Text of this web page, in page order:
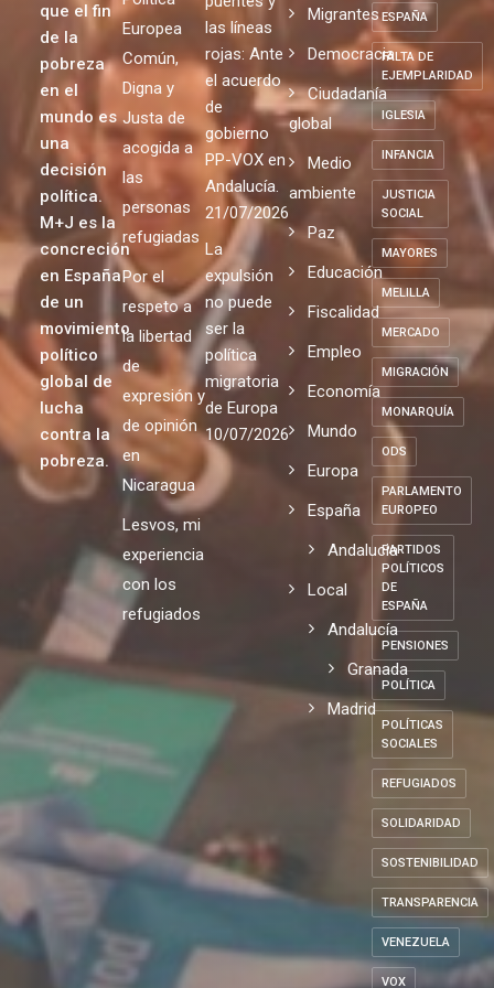
que el fin
de la
pobreza
en el
mundo es
una
decisión
política.
M+J es la
concreción
en España
de un
movimiento
político
global de
lucha
contra la
pobreza.
Europea
Común,
Digna y
Justa de
acogida a
las
personas
refugiadas
Por el
respeto a
la libertad
de
expresión y
de opinión
en
Nicaragua
Lesvos, mi
experiencia
con los
refugiados
las líneas
rojas: Ante
el acuerdo
de
gobierno
PP-VOX en
Andalucía.
21/07/2026
La
expulsión
no puede
ser la
política
migratoria
de Europa
10/07/2026
Migrantes
Democracia
Ciudadanía
global
Medio
ambiente
Paz
Educación
Fiscalidad
Empleo
Economía
Mundo
Europa
España
Andalucia
Local
Andalucía
Granada
Madrid
ESPAÑA
FALTA DE
EJEMPLARIDAD
IGLESIA
INFANCIA
JUSTICIA
SOCIAL
MAYORES
MELILLA
MERCADO
MIGRACIÓN
MONARQUÍA
ODS
PARLAMENTO
EUROPEO
PARTIDOS
POLÍTICOS
DE
ESPAÑA
PENSIONES
POLÍTICA
POLÍTICAS
SOCIALES
REFUGIADOS
SOLIDARIDAD
SOSTENIBILIDAD
TRANSPARENCIA
VENEZUELA
VOX